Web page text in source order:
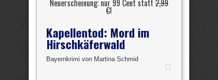
Neuerscheinung: nur 99 Cent statt 2,99
€!
Kapellentod: Mord im
Hirschkäferwald
Bayernkrimi von Martina Schmid